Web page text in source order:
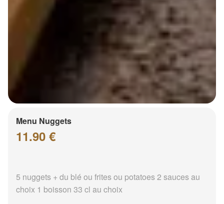
Menu Nuggets
11.90 €
5 nuggets + du blé ou frites ou potatoes 2 sauces au
choix 1 boisson 33 cl au choix